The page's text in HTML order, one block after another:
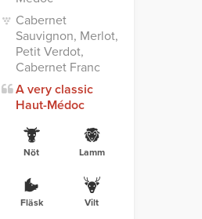
Cabernet
Sauvignon, Merlot,
Petit Verdot,
Cabernet Franc
A very classic
Haut-Médoc
Nöt Lamm
Fläsk Vilt